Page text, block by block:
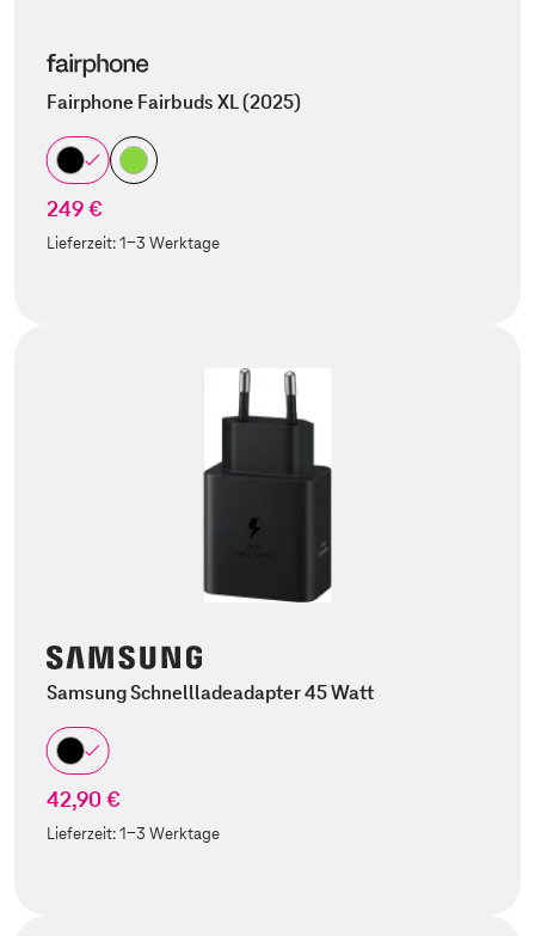
Fairphone Fairbuds XL (2025)
249 €
Lieferzeit:1-3 Werktage
Samsung Schnellladeadapter 45 Watt
42,90 €
Lieferzeit:1-3 Werktage